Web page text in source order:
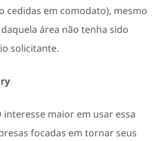
cedidas em comodato), mesmo
área não tenha sido
solicitante.
interesse maior em usar essa
focadas em tornar seus